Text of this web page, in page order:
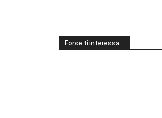
Forse ti interessa…